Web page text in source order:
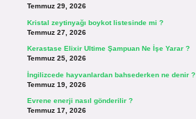
Temmuz 29, 2026
Kristal zeytinyağı boykot listesinde mi ?
Temmuz 27, 2026
Kerastase Elixir Ultime Şampuan Ne İşe Yarar ?
Temmuz 25, 2026
İngilizcede hayvanlardan bahsederken ne denir ?
Temmuz 19, 2026
Evrene enerji nasıl gönderilir ?
Temmuz 17, 2026